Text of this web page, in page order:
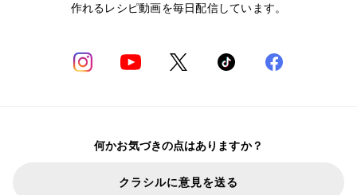
作れるレシピ動画を毎日配信しています。
何かお気づきの点はありますか？
クラシルに意見を送る